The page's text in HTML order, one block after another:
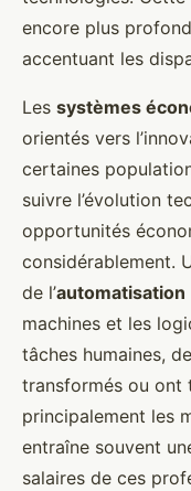
encore plus
accentuant les
Les systèmes
orientés vers
certaines
suivre l’évolution
opportunités
considérablement.
de l’automatisation
machines et les
tâches humaines,
transformés ou ont
principalement les
entraîne souvent
salaires de ces